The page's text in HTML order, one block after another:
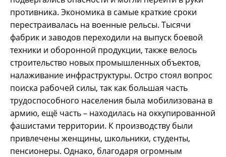
противника. Экономика в самые краткие сроки
перестраивалась на военные рельсы. Тысячи
фабрик и заводов переходили на выпуск боевой
техники и оборонной продукции, также велось
строительство новых промышленных объектов,
налаживание инфраструктуры. Остро стоял вопрос
поиска рабочей силы, так как большая часть
трудоспособного населения была мобилизована в
армию, ещё часть – находилась на оккупированной
фашистами территории. К производству были
привлечены женщины, школьники, студенты,
пенсионеры. Однако, благодаря огромным